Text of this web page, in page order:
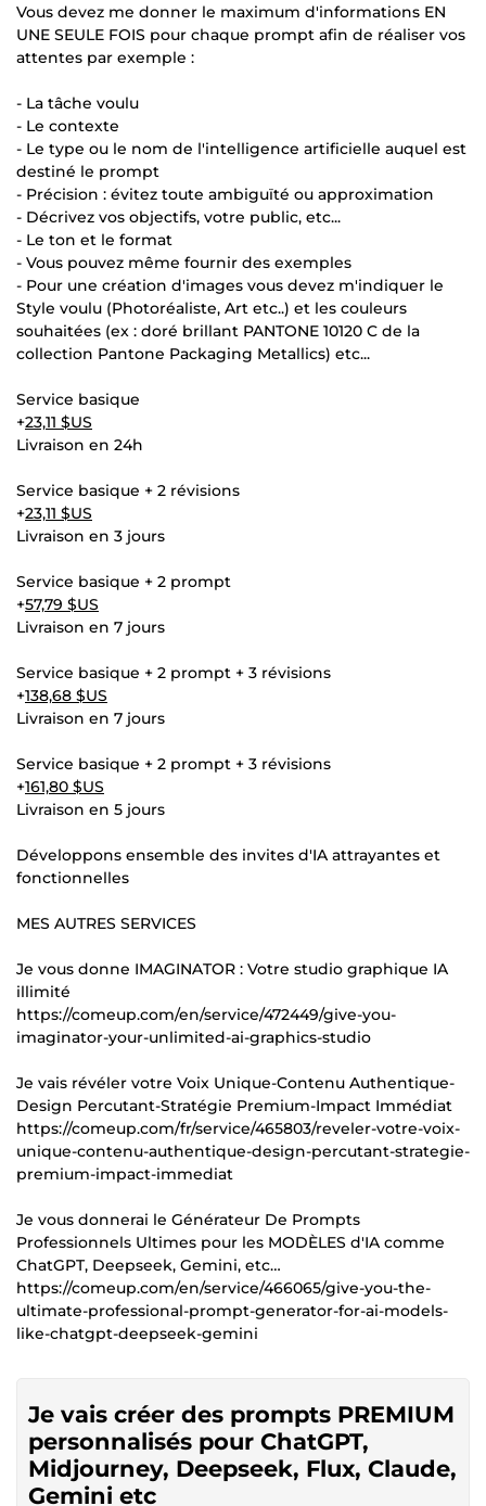
Vous devez me donner le maximum d'informations EN
UNE SEULE FOIS pour chaque prompt afin de réaliser vos
attentes par exemple :
- La tâche voulu
- Le contexte
- Le type ou le nom de l'intelligence artificielle auquel est
destiné le prompt
- Précision : évitez toute ambiguïté ou approximation
- Décrivez vos objectifs, votre public, etc...
- Le ton et le format
- Vous pouvez même fournir des exemples
- Pour une création d'images vous devez m'indiquer le
Style voulu (Photoréaliste, Art etc..) et les couleurs
souhaitées (ex : doré brillant PANTONE 10120 C de la
collection Pantone Packaging Metallics) etc...
Service basique
+23,11 $US
Livraison en 24h
Service basique + 2 révisions
+23,11 $US
Livraison en 3 jours
Service basique + 2 prompt
+57,79 $US
Livraison en 7 jours
Service basique + 2 prompt + 3 révisions
+138,68 $US
Livraison en 7 jours
Service basique + 2 prompt + 3 révisions
+161,80 $US
Livraison en 5 jours
Développons ensemble des invites d'IA attrayantes et
fonctionnelles
MES AUTRES SERVICES
Je vous donne IMAGINATOR : Votre studio graphique IA
illimité
https://comeup.com/en/service/472449/give-you-
imaginator-your-unlimited-ai-graphics-studio
Je vais révéler votre Voix Unique-Contenu Authentique-
Design Percutant-Stratégie Premium-Impact Immédiat
https://comeup.com/fr/service/465803/reveler-votre-voix-
unique-contenu-authentique-design-percutant-strategie-
premium-impact-immediat
Je vous donnerai le Générateur De Prompts
Professionnels Ultimes pour les MODÈLES d'IA comme
ChatGPT, Deepseek, Gemini, etc…
https://comeup.com/en/service/466065/give-you-the-
ultimate-professional-prompt-generator-for-ai-models-
like-chatgpt-deepseek-gemini
Je vais créer des prompts PREMIUM
personnalisés pour ChatGPT,
Midjourney, Deepseek, Flux, Claude,
Gemini etc